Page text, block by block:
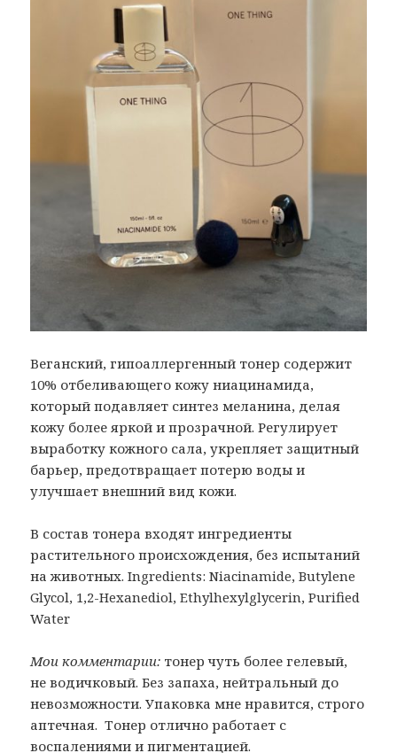
Веганский, гипоаллергенный тонер содержит
10% отбеливающего кожу ниацинамида,
который подавляет синтез меланина, делая
кожу более яркой и прозрачной. Регулирует
выработку кожного сала, укрепляет защитный
барьер, предотвращает потерю воды и
улучшает внешний вид кожи.
В состав тонера входят ингредиенты
растительного происхождения, без испытаний
на животных. Ingredients: Niacinamide, Butylene
Glycol, 1,2-Hexanediol, Ethylhexylglycerin, Purified
Water
Мои комментарии: тонер чуть более гелевый,
не водичковый. Без запаха, нейтральный до
невозможности. Упаковка мне нравится, строго
аптечная. Тонер отлично работает с
воспалениями и пигментацией.